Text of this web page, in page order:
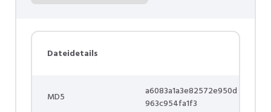
Dateidetails
MD5
a6083a1a3e82572e950d
963c954fa1f3